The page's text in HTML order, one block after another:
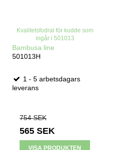
Kvalitetsfodral för kudde som
ingår i 501013
Bambusa line
501013H
1 - 5 arbetsdagars
leverans
754 SEK
565 SEK
VISA PRODUKTEN